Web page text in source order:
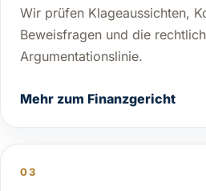
Wir prüfen Klageaussichten,
Beweisfragen und die
Argumentationslinie.
Mehr zum Finanzgericht
03